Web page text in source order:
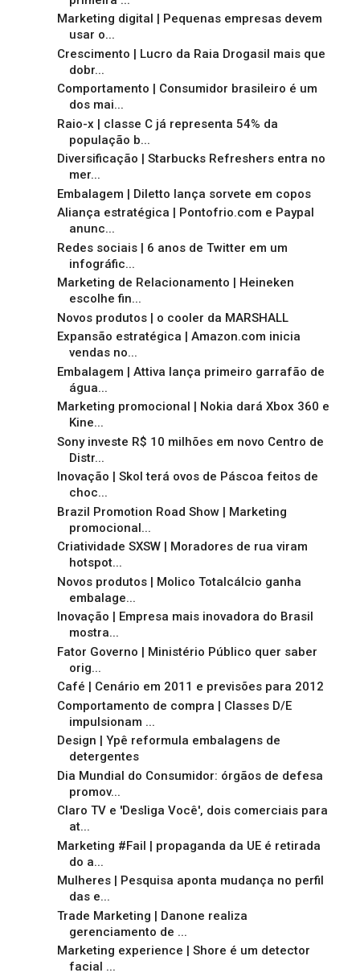
Marketing digital | Pequenas empresas devem
usar o...
Crescimento | Lucro da Raia Drogasil mais que
dobr...
Comportamento | Consumidor brasileiro é um
dos mai...
Raio-x | classe C já representa 54% da
população b...
Diversificação | Starbucks Refreshers entra no
mer...
Embalagem | Diletto lança sorvete em copos
Aliança estratégica | Pontofrio.com e Paypal
anunc...
Redes sociais | 6 anos de Twitter em um
infográfic...
Marketing de Relacionamento | Heineken
escolhe fin...
Novos produtos | o cooler da MARSHALL
Expansão estratégica | Amazon.com inicia
vendas no...
Embalagem | Attiva lança primeiro garrafão de
água...
Marketing promocional | Nokia dará Xbox 360 e
Kine...
Sony investe R$ 10 milhões em novo Centro de
Distr...
Inovação | Skol terá ovos de Páscoa feitos de
choc...
Brazil Promotion Road Show | Marketing
promocional...
Criatividade SXSW | Moradores de rua viram
hotspot...
Novos produtos | Molico Totalcálcio ganha
embalage...
Inovação | Empresa mais inovadora do Brasil
mostra...
Fator Governo | Ministério Público quer saber
orig...
Café | Cenário em 2011 e previsões para 2012
Comportamento de compra | Classes D/E
impulsionam ...
Design | Ypê reformula embalagens de
detergentes
Dia Mundial do Consumidor: órgãos de defesa
promov...
Claro TV e 'Desliga Você', dois comerciais para
at...
Marketing #Fail | propaganda da UE é retirada
do a...
Mulheres | Pesquisa aponta mudança no perfil
das e...
Trade Marketing | Danone realiza
gerenciamento de ...
Marketing experience | Shore é um detector
facial ...